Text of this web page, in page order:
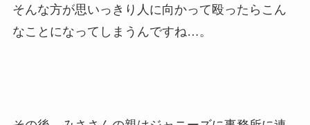
そんな方が思いっきり人に向かって殴ったらこん
なことになってしまうんですね…。